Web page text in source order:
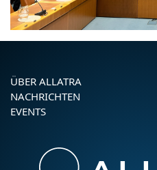
ÜBER ALLATRA
NACHRICHTEN
EVENTS